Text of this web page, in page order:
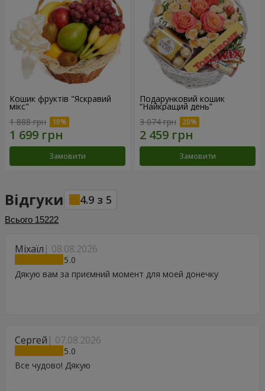
Кошик фруктів "Яскравий
мікс"
1 888 грн
Замовити
Подарунковий кошик
“Найкращий день”
3 074 грн
Замовити
Відгуки 4.9 з 5
Всього 15222
Міхаїл 08.08.2026
5
Дякую вам за приємний момент для моей донечку
Сергей 07.08.2026
5
Все чудово! Дякую